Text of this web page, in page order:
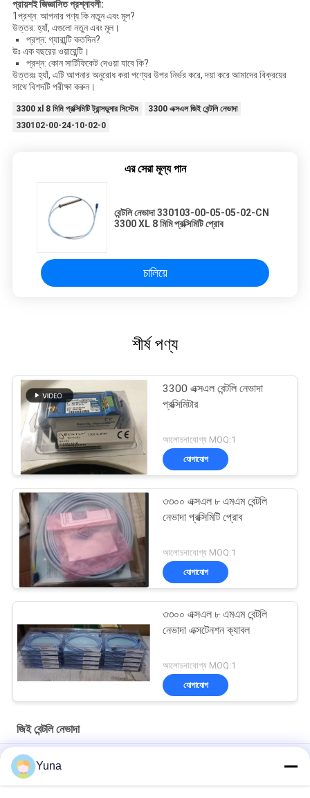
প্রায়শই জিজ্ঞাসিত প্রশ্নাবলী:
1প্রশ্ন: আপনার পণ্য কি নতুন এবং মূল?
উত্তর: হ্যাঁ, এগুলো নতুন এবং মূল।
প্রশ্ন: গ্যারান্টি কতদিন?
উঃ এক বছরের ওয়ারেন্টি।
প্রশ্ন: কোন সার্টিফিকেট দেওয়া যাবে কি?
উত্তরঃ হ্যাঁ, এটি আপনার অনুরোধ করা পণ্যের উপর নির্ভর করে, দয়া করে আমাদের বিক্রয়ের
সাথে বিশদটি পরীক্ষা করুন।
3300 xl 8 মিমি প্রক্সিমিটি ট্রান্সডুসার সিস্টেম
3300 এক্সএল জিই বেন্টলি নেভাদা
330102-00-24-10-02-0
এর সেরা মূল্য পান
বেন্টলি নেভাদা 330103-00-05-05-02-CN
3300 XL 8 মিমি প্রক্সিমিটি প্রোব
চালিয়ে
শীর্ষ পণ্য
3300 এক্সএল বেন্টলি নেভাদা
প্রক্সিমিটার
আলোচনাযোগ্য MOQ:1
যোগাযোগ
৩৩০০ এক্সএল ৮ এমএম বেন্টলি
নেভাদা প্রক্সিমিটি প্রোব
আলোচনাযোগ্য MOQ:1
যোগাযোগ
৩৩০০ এক্সএল ৮ এমএম বেন্টলি
নেভাদা এক্সটেনশন ক্যাবল
আলোচনাযোগ্য MOQ:1
যোগাযোগ
জিই বেন্টলি নেভাদা
১১ এমএম ৩৩০০এক্সএল জিই বেন্টলি নেভাডা রিভার্স বেন্টলি নেভাডা প্রোব
50 মিমি 3300XL বেন্টলি নেভাদা প্রক্সিমিটি প্রোব 330709-000-050-10-02-00
Yuna